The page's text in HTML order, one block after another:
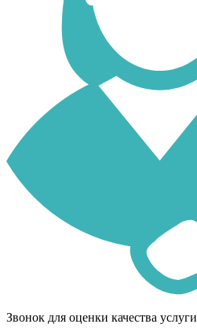
Звонок для оценки качества услуги